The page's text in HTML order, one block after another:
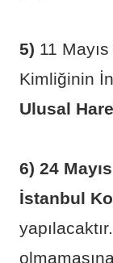
5) 11
Kimliğinin
Ulusal
6) 24
İstanbul